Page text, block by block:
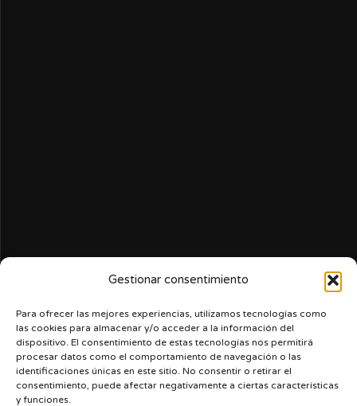
Gestionar consentimiento
Para ofrecer las mejores experiencias, utilizamos tecnologías como
las cookies para almacenar y/o acceder a la información del
dispositivo. El consentimiento de estas tecnologías nos permitirá
procesar datos como el comportamiento de navegación o las
identificaciones únicas en este sitio. No consentir o retirar el
consentimiento, puede afectar negativamente a ciertas características
y funciones.